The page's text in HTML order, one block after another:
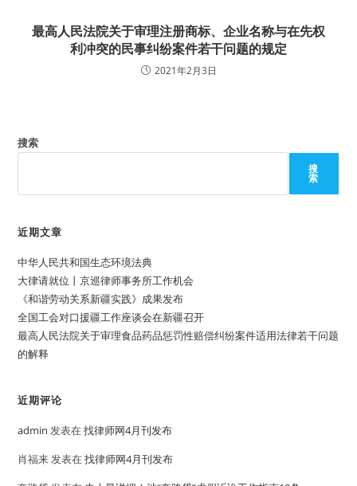
最高人民法院关于审理注册商标、企业名称与在先权
利冲突的民事纠纷案件若干问题的规定
2021年2月3日
搜索
搜
索
近期文章
中华人民共和国生态环境法典
大律请就位丨京巡律师事务所工作机会
《和谐劳动关系新疆实践》成果发布
全国工会对口援疆工作座谈会在新疆召开
最高人民法院关于审理食品药品惩罚性赔偿纠纷案件适用法律若干问题
的解释
近期评论
admin 发表在找律师网4月刊发布
肖福来发表在找律师网4月刊发布